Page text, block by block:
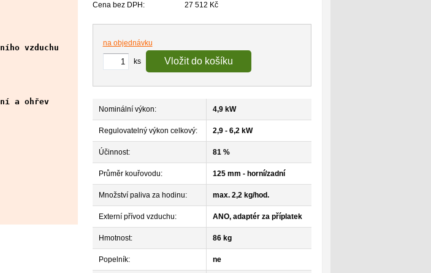
vzduchu
a ohřev
Cena bez DPH: 27 512 Kč
na objednávku
ks Vložit do košíku
Nominální výkon: 4,9 kW
Regulovatelný výkon celkový: 2,9 - 6,2 kW
Účinnost: 81 %
Průměr kouřovodu: 125 mm - horní/zadní
Množství paliva za hodinu: max. 2,2 kg/hod.
Externí přívod vzduchu: ANO, adaptér za příplatek
Hmotnost: 86 kg
Popelník: ne